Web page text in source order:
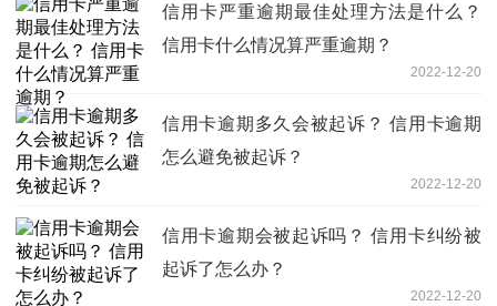
信用卡严重逾期最佳处理方法是什么？
信用卡什么情况算严重逾期？
2022-12-20
信用卡逾期多久会被起诉？ 信用卡逾期
怎么避免被起诉？
2022-12-20
信用卡逾期会被起诉吗？ 信用卡纠纷被
起诉了怎么办？
2022-12-20